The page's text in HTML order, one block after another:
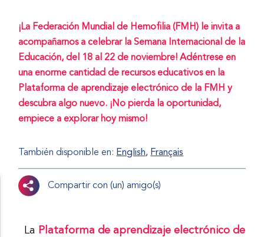
¡La Federación Mundial de Hemofilia (FMH) le invita a
acompañarnos a celebrar la Semana Internacional de la
Educación, del 18 al 22 de noviembre! Adéntrese en
una enorme cantidad de recursos educativos en la
Plataforma de aprendizaje electrónico de la FMH y
descubra algo nuevo. ¡No pierda la oportunidad,
empiece a explorar hoy mismo!
También disponible en: English Français
Compartir con (un) amigo(s)
La Plataforma de aprendizaje electrónico de